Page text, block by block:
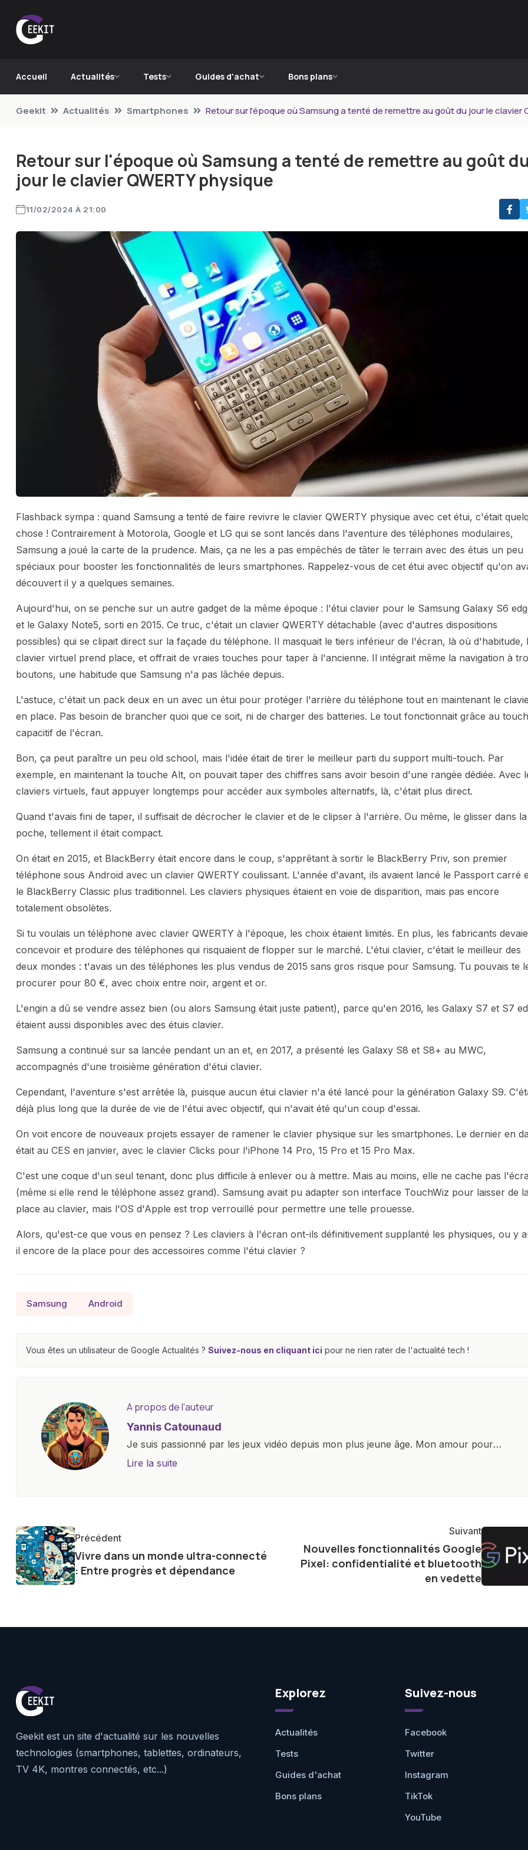
Accueil Actualités Tests Guides d'achat Bons plans
Geekit Actualités Smartphones Retour sur l'époque où Samsung a tenté de remettre au goût du jour le clavier
Retour sur l'époque où Samsung a tenté de remettre au goût du
jour le clavier QWERTY physique
11/02/2024 À 21:00
Flashback sympa : quand Samsung a tenté de faire revivre le clavier QWERTY physique avec cet étui, c'était
chose ! Contrairement à Motorola, Google et LG qui se sont lancés dans l'aventure des téléphones modulaires,
Samsung a joué la carte de la prudence. Mais, ça ne les a pas empêchés de tâter le terrain avec des étuis un peu
spéciaux pour booster les fonctionnalités de leurs smartphones. Rappelez-vous de cet étui avec objectif qu'on
découvert il y a quelques semaines.
Aujourd'hui, on se penche sur un autre gadget de la même époque : l'étui clavier pour le Samsung Galaxy S6
et le Galaxy Note5, sorti en 2015. Ce truc, c'était un clavier QWERTY détachable (avec d'autres dispositions
possibles) qui se clipait direct sur la façade du téléphone. Il masquait le tiers inférieur de l'écran, là où d'habitude,
clavier virtuel prend place, et offrait de vraies touches pour taper à l'ancienne. Il intégrait même la navigation à
boutons, une habitude que Samsung n'a pas lâchée depuis.
L'astuce, c'était un pack deux en un avec un étui pour protéger l'arrière du téléphone tout en maintenant le
en place. Pas besoin de brancher quoi que ce soit, ni de charger des batteries. Le tout fonctionnait grâce au
capacitif de l'écran.
Bon, ça peut paraître un peu old school, mais l'idée était de tirer le meilleur parti du support multi-touch. Par
exemple, en maintenant la touche Alt, on pouvait taper des chiffres sans avoir besoin d'une rangée dédiée. Avec
claviers virtuels, faut appuyer longtemps pour accéder aux symboles alternatifs, là, c'était plus direct.
Quand t'avais fini de taper, il suffisait de décrocher le clavier et de le clipser à l'arrière. Ou même, le glisser dans la
poche, tellement il était compact.
On était en 2015, et BlackBerry était encore dans le coup, s'apprêtant à sortir le BlackBerry Priv, son premier
téléphone sous Android avec un clavier QWERTY coulissant. L'année d'avant, ils avaient lancé le Passport carré
le BlackBerry Classic plus traditionnel. Les claviers physiques étaient en voie de disparition, mais pas encore
totalement obsolètes.
Si tu voulais un téléphone avec clavier QWERTY à l'époque, les choix étaient limités. En plus, les fabricants
concevoir et produire des téléphones qui risquaient de flopper sur le marché. L'étui clavier, c'était le meilleur des
deux mondes : t'avais un des téléphones les plus vendus de 2015 sans gros risque pour Samsung. Tu pouvais te
procurer pour 80 €, avec choix entre noir, argent et or.
L'engin a dû se vendre assez bien (ou alors Samsung était juste patient), parce qu'en 2016, les Galaxy S7 et S7
étaient aussi disponibles avec des étuis clavier.
Samsung a continué sur sa lancée pendant un an et, en 2017, a présenté les Galaxy S8 et S8+ au MWC,
accompagnés d'une troisième génération d'étui clavier.
Cependant, l'aventure s'est arrêtée là, puisque aucun étui clavier n'a été lancé pour la génération Galaxy S9.
déjà plus long que la durée de vie de l'étui avec objectif, qui n'avait été qu'un coup d'essai.
On voit encore de nouveaux projets essayer de ramener le clavier physique sur les smartphones. Le dernier en
était au CES en janvier, avec le clavier Clicks pour l'iPhone 14 Pro, 15 Pro et 15 Pro Max.
C'est une coque d'un seul tenant, donc plus difficile à enlever ou à mettre. Mais au moins, elle ne cache pas
(même si elle rend le téléphone assez grand). Samsung avait pu adapter son interface TouchWiz pour laisser de la
place au clavier, mais l'OS d'Apple est trop verrouillé pour permettre une telle prouesse.
Alors, qu'est-ce que vous en pensez ? Les claviers à l'écran ont-ils définitivement supplanté les physiques, ou y
il encore de la place pour des accessoires comme l'étui clavier ?
Samsung Android
Vous êtes un utilisateur de Google Actualités ? Suivez-nous en cliquant ici pour ne rien rater de l'actualité tech !
A propos de l'auteur
Yannis Catounaud
Je suis passionné par les jeux vidéo depuis mon plus jeune âge. Mon amour pour
l'univers numérique m'a conduit à explorer constamment les dernières avancées dans
communauté en ligne. Mon engagement envers l'exploration constante des frontières
de la technologie me permet de présenter aux lecteurs un aperçu captivant de ce que
le futur numérique nous réserve.
Lire la suite
Précédent
Vivre dans un monde ultra-connecté
: Entre progrès et dépendance
Suivant
Nouvelles fonctionnalités Google
Pixel: confidentialité et bluetooth
en vedette
Geekit est un site d'actualité sur les nouvelles
technologies (smartphones, tablettes, ordinateurs,
TV 4K, montres connectés, etc...)
Explorez
Actualités
Tests
Guides d'achat
Bons plans
Suivez-nous
Facebook
Twitter
Instagram
TikTok
YouTube